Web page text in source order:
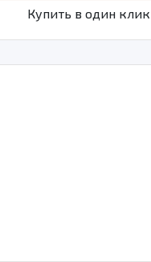
Купить в один клик